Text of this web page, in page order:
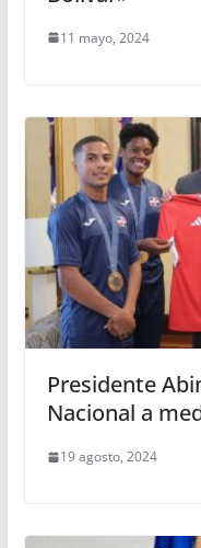
11 mayo, 2024
Presidente
Nacional a
19 agosto, 2024